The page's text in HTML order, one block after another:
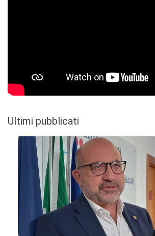
Ultimi pubblicati